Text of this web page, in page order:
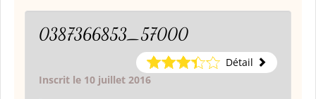
0387366853_57000
Détail
Inscrit le 10 juillet 2016